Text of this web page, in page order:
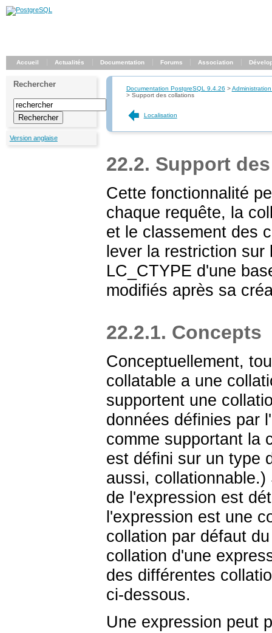
Accueil Actualités Documentation Forums Association
Rechercher
Version anglaise
Documentation PostgreSQL 9.4.26 >
> Support des collations
Localisation
22.2. Support
Cette fonctionnalité
chaque requête, la
et le classement des
lever la restriction
LC_CTYPE d'une
modifiés après sa
22.2.1. Concepts
Conceptuellement,
collatable a une
supportent une
données définies par
comme supportant la
est défini sur un type
aussi,
de l'expression est
l'expression est une
collation par défaut
collation d'une
des différentes
ci-dessous.
Une expression peut